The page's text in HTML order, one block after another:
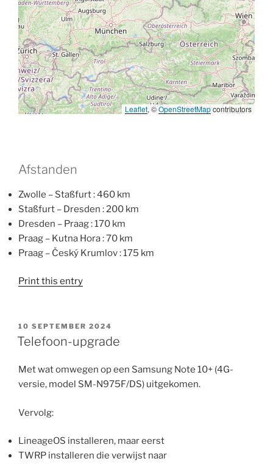
Leaflet, ©OpenStreetMapcontributors
Afstanden
Zwolle – Staßfurt : 460 km
Staßfurt – Dresden : 200 km
Dresden – Praag : 170 km
Praag – Kutna Hora : 70 km
Praag – Český Krumlov : 175 km
Print this entry
GEPLAATST
OP
10 SEPTEMBER 2024
Telefoon-upgrade
Met wat omwegen op een Samsung Note 10+ (4G-
versie, model SM-N975F/DS) uitgekomen.
Vervolg:
LineageOS installeren, maar eerst
TWRP installeren die verwijst naar